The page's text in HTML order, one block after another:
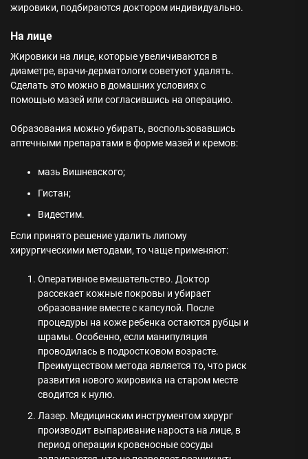
жировики, подбираются доктором индивидуально.
На лице
Жировики на лице, которые увеличиваются в
диаметре, врачи-дерматологи советуют удалять.
Сделать это можно в домашних условиях с
помощью мазей или согласившись на операцию.
Образования можно убирать, воспользовавшись
аптечными препаратами в форме мазей и кремов:
мазь Вишневского;
Гистан;
Видестим.
Если принято решение удалить липому
хирургическими методами, то чаще применяют:
Оперативное вмешательство. Доктор
рассекает кожные покровы и убирает
образование вместе с капсулой. После
процедуры на коже ребенка остаются рубцы и
шрамы. Особенно, если манипуляция
проводилась в подростковом возрасте.
Преимуществом метода является то, что риск
развития нового жировика на старом месте
сводится к нулю.
Лазер. Медицинским инструментом хирург
производит выпаривание нароста на лице, в
период операции кровеносные сосуды